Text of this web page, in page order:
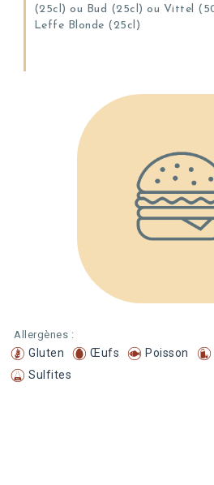
(25cl) ou Bud (25cl) ou Vittel
Leffe Blonde (25cl)
Allergènes :
Gluten Œufs Poisson
Sulfites